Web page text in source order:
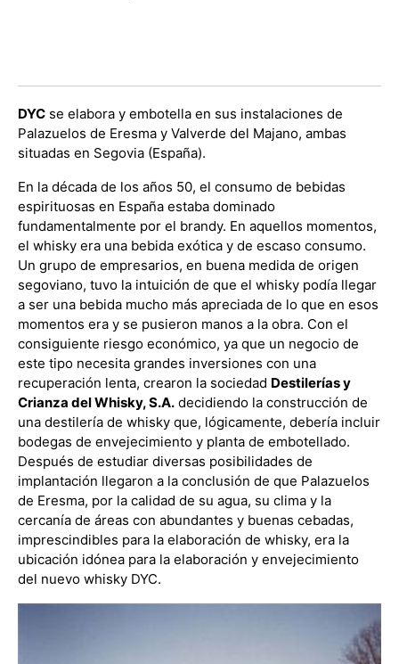
DYC se elabora y embotella en sus instalaciones de
Palazuelos de Eresma y Valverde del Majano, ambas
situadas en Segovia (España).
En la década de los años 50, el consumo de bebidas
espirituosas en España estaba dominado
fundamentalmente por el brandy. En aquellos momentos,
el whisky era una bebida exótica y de escaso consumo.
Un grupo de empresarios, en buena medida de origen
segoviano, tuvo la intuición de que el whisky podía llegar
a ser una bebida mucho más apreciada de lo que en esos
momentos era y se pusieron manos a la obra. Con el
consiguiente riesgo económico, ya que un negocio de
este tipo necesita grandes inversiones con una
recuperación lenta, crearon la sociedad Destilerías y
Crianza del Whisky, S.A. decidiendo la construcción de
una destilería de whisky que, lógicamente, debería incluir
bodegas de envejecimiento y planta de embotellado.
Después de estudiar diversas posibilidades de
implantación llegaron a la conclusión de que Palazuelos
de Eresma, por la calidad de su agua, su clima y la
cercanía de áreas con abundantes y buenas cebadas,
imprescindibles para la elaboración de whisky, era la
ubicación idónea para la elaboración y envejecimiento
del nuevo whisky DYC.